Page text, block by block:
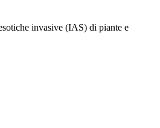
invasive (IAS) di piante e